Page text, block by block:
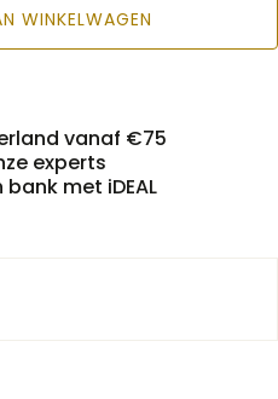
WINKELWAGEN
vanaf €75
experts
met iDEAL